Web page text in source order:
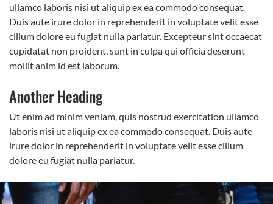
ullamco laboris nisi ut aliquip ex ea commodo consequat.
Duis aute irure dolor in reprehenderit in voluptate velit esse
cillum dolore eu fugiat nulla pariatur. Excepteur sint occaecat
cupidatat non proident, sunt in culpa qui officia deserunt
mollit anim id est laborum.
Another Heading
Ut enim ad minim veniam, quis nostrud exercitation ullamco
laboris nisi ut aliquip ex ea commodo consequat. Duis aute
irure dolor in reprehenderit in voluptate velit esse cillum
dolore eu fugiat nulla pariatur.